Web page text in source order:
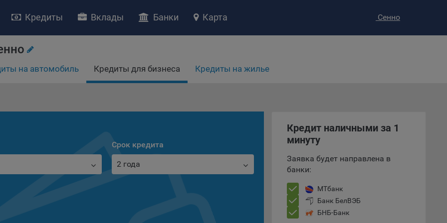
«О политике обработки файлов cookie»
подходит к соблюдению прав субъектов персональных данных.
положения о политике обработки файлов cookie (далее –
) является одной из принимаемых Обществом мер по защите
Сенно
Кредиты Вклады Банки Карта
на автомобиль Кредиты для бизнеса Кредиты на жилье
Срок кредита
2 года
Кредит наличными за 1
минуту
Заявка будет направлена в
банки:
МТбанк
Банк БелВЭБ
БНБ-Банк